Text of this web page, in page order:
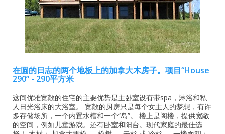
在圆的日志的两个地板上的加拿大木房子。项目“House
290” - 290平方米
这间优雅宽敞的住宅的主要优势是主卧室设有带spa，淋浴和私
人日光浴床的大浴室。 宽敞的厨房只是每个女主人的梦想，有许
多存储场所，一个内置水槽和一个“岛”。 楼上是阁楼，提供宽敞
的空间，例如儿童游戏。还有卧室和阳台。现代家庭的最佳选